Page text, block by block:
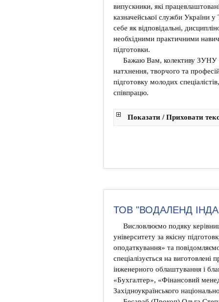
випускники, які
казначейської служби України у
себе як відповідальні,
необхідними практичними
підготовки.
Бажаю Вам, колективу ЗУНУ
натхнення, творчого та
підготовку молодих
співпрацю.
Показати / Приховати
ТОВ "ВОДАЛЕНД
Висловлюємо подяку
університету за якісну
оподаткування» та
спеціалізується на
інженерного облаштування і
«Бухгалтер», «Фінансовий
Західноукраїнського